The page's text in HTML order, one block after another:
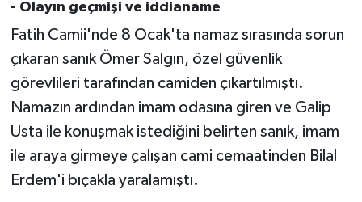
- Olayın geçmişi ve iddianame
Fatih Camii'nde 8 Ocak'ta namaz sırasında sorun
çıkaran sanık Ömer Salgın, özel güvenlik
görevlileri tarafından camiden çıkartılmıştı.
Namazın ardından imam odasına giren ve Galip
Usta ile konuşmak istediğini belirten sanık, imam
ile araya girmeye çalışan cami cemaatinden Bilal
Erdem'i bıçakla yaralamıştı.
Erzurum Müftülüğü
Eskişehir Müftülüğü
Gaziantep Müftülüğü
Giresun Müftülüğü